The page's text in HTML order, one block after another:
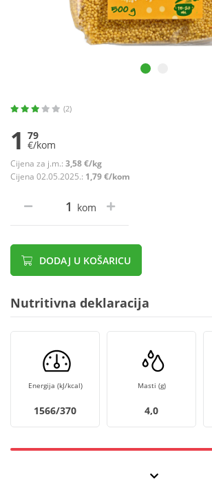
(2)
1 79
€/kom
Cijena za j.m.: 3,58 €/kg
Cijena 02.05.2025.: 1,79 €/kom
kom
DODAJ U KOŠARICU
Nutritivna deklaracija
Energija (kJ/kcal)
1566/370
Masti (g)
4,0